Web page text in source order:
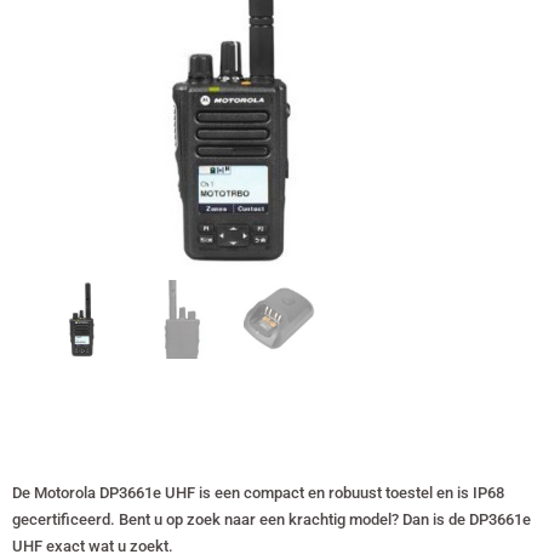
De Motorola DP3661e UHF is een compact en robuust toestel en is IP68
gecertificeerd. Bent u op zoek naar een krachtig model? Dan is de DP3661e
UHF exact wat u zoekt.